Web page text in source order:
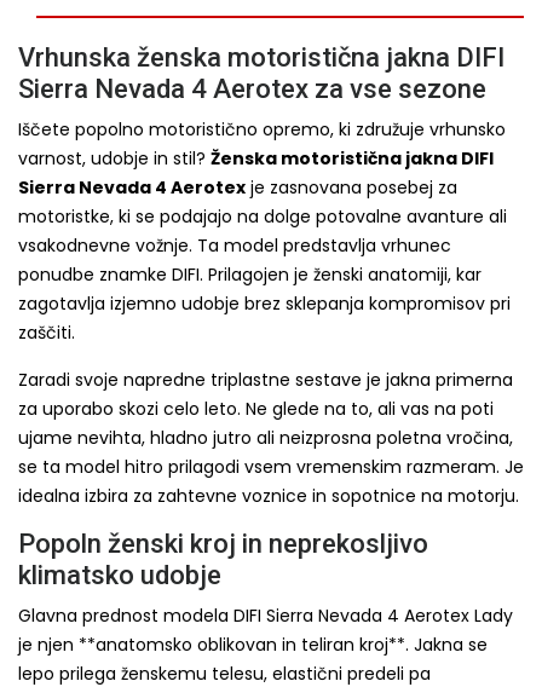
Vrhunska ženska motoristična jakna DIFI
Sierra Nevada 4 Aerotex za vse sezone
Iščete popolno motoristično opremo, ki združuje vrhunsko
varnost, udobje in stil? Ženska motoristična jakna DIFI
Sierra Nevada 4 Aerotex je zasnovana posebej za
motoristke, ki se podajajo na dolge potovalne avanture ali
vsakodnevne vožnje. Ta model predstavlja vrhunec
ponudbe znamke DIFI. Prilagojen je ženski anatomiji, kar
zagotavlja izjemno udobje brez sklepanja kompromisov pri
zaščiti.
Zaradi svoje napredne triplastne sestave je jakna primerna
za uporabo skozi celo leto. Ne glede na to, ali vas na poti
ujame nevihta, hladno jutro ali neizprosna poletna vročina,
se ta model hitro prilagodi vsem vremenskim razmeram. Je
idealna izbira za zahtevne voznice in sopotnice na motorju.
Popoln ženski kroj in neprekosljivo
klimatsko udobje
Glavna prednost modela DIFI Sierra Nevada 4 Aerotex Lady
je njen **anatomsko oblikovan in teliran kroj**. Jakna se
lepo prilega ženskemu telesu, elastični predeli pa